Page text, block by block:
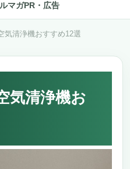
マガPR・広告
気清浄機おすすめ12選
気清浄機お